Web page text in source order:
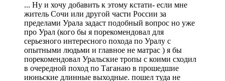
... Ну и хочу добавить к этому кстати- если мне
житель Сочи или другой части России за
пределами Урала задаст подобный вопрос но уже
про Урал (кого бы я порекомендовал для
серьезного интересного похода по Уралу с
опытными людьми и главное не матрас ) я бы
порекомендовал Уральские тропы с коими сходил
в очередной поход по Таганаю в прошедшие
июньские длинные выходные. пошел туда не